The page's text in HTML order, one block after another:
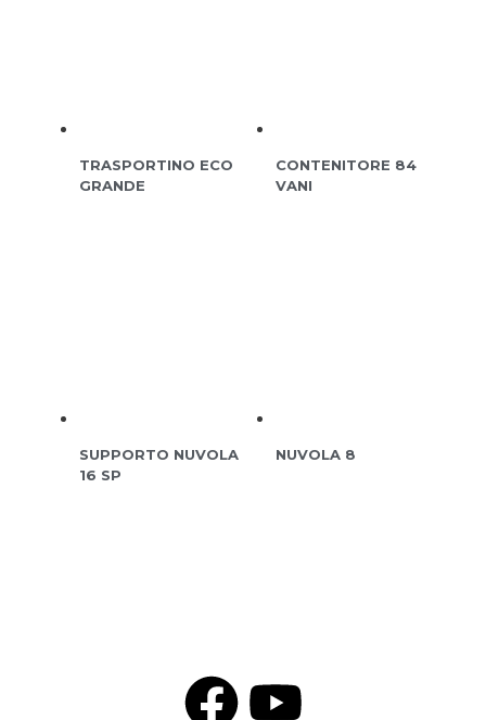
TRASPORTINO ECO
GRANDE
CONTENITORE 84
VANI
SUPPORTO NUVOLA
16 SP
NUVOLA 8